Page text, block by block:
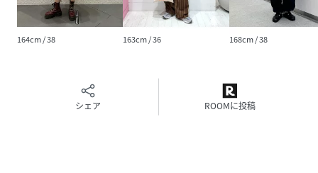
※商品の色味は商品単体で撮影した画像をご参照ください。
テ”により誕生したブランド。当時フランス最大のニット製
造会社のオーナー社長アンドレ・ジリエと共に、緑色のワニ
のロゴが刺繍されたポロシャツを製造する会社を設立。以
164cm / 38 163cm / 36 168cm / 38
シェア ROOMに投稿